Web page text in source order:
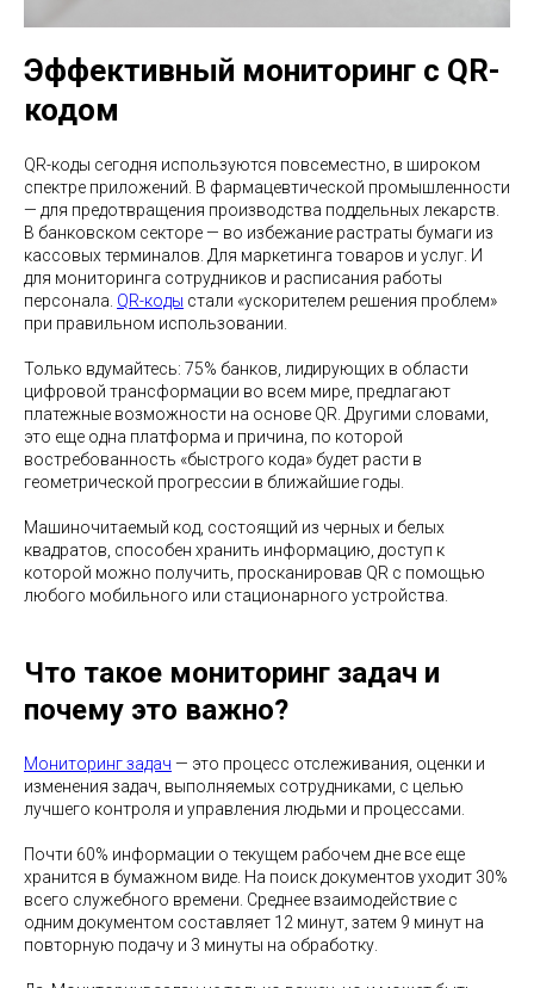
Эффективный мониторинг с QR-
кодом
QR-коды сегодня используются повсеместно, в широком
спектре приложений. В фармацевтической промышленности
— для предотвращения производства поддельных лекарств.
В банковском секторе — во избежание растраты бумаги из
кассовых терминалов. Для маркетинга товаров и услуг. И
для мониторинга сотрудников и расписания работы
персонала. QR-коды стали «ускорителем решения проблем»
при правильном использовании.
Только вдумайтесь: 75% банков, лидирующих в области
цифровой трансформации во всем мире, предлагают
платежные возможности на основе QR. Другими словами,
это еще одна платформа и причина, по которой
востребованность «быстрого кода» будет расти в
геометрической прогрессии в ближайшие годы.
Машиночитаемый код, состоящий из черных и белых
квадратов, способен хранить информацию, доступ к
которой можно получить, просканировав QR с помощью
любого мобильного или стационарного устройства.
Что такое мониторинг задач и
почему это важно?
Мониторинг задач — это процесс отслеживания, оценки и
изменения задач, выполняемых сотрудниками, с целью
лучшего контроля и управления людьми и процессами.
Почти 60% информации о текущем рабочем дне все еще
хранится в бумажном виде. На поиск документов уходит 30%
всего служебного времени. Среднее взаимодействие с
одним документом составляет 12 минут, затем 9 минут на
повторную подачу и 3 минуты на обработку.